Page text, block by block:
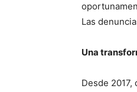
Las
Una
Desde